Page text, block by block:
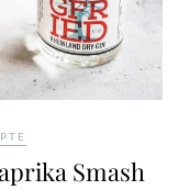
Smash